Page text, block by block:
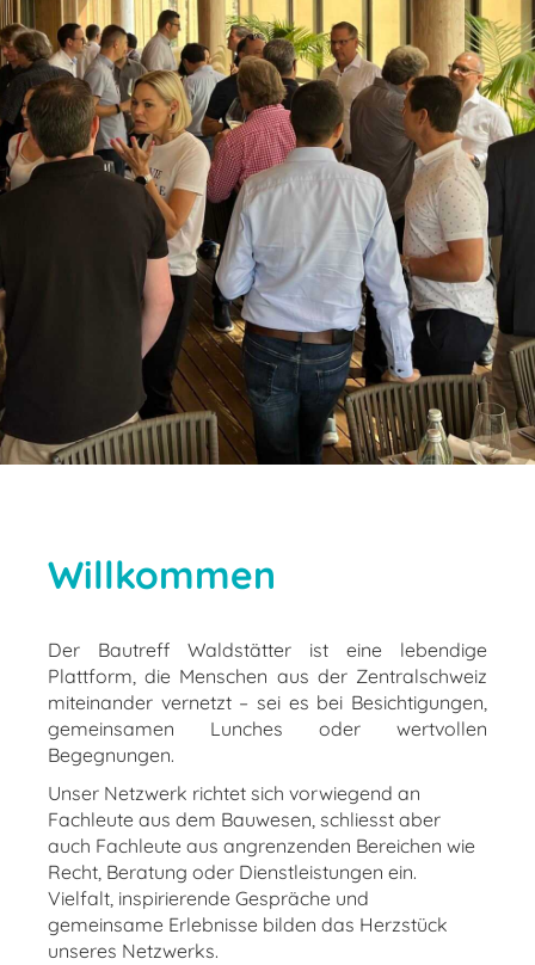
Willkommen
Der Bautreff Waldstätter ist eine lebendige
Plattform, die Menschen aus der Zentralschweiz
miteinander vernetzt – sei es bei Besichtigungen,
gemeinsamen Lunches oder wertvollen
Begegnungen.
Unser Netzwerk richtet sich vorwiegend an
Fachleute aus dem Bauwesen, schliesst aber
auch Fachleute aus angrenzenden Bereichen wie
Recht, Beratung oder Dienstleistungen ein.
Vielfalt, inspirierende Gespräche und
gemeinsame Erlebnisse bilden das Herzstück
unseres Netzwerks.